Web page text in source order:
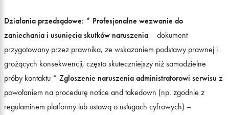
Działania przedsądowe: * Profesjonalne wezwanie do
zaniechania i usunięcia skutków naruszenia – dokument
przygotowany przez prawnika, ze wskazaniem podstawy prawnej i
grożących konsekwencji, często skuteczniejszy niż samodzielne
próby kontaktu * Zgłoszenie naruszenia administratorowi serwisu z
powołaniem na procedurę notice and takedown (np. zgodnie z
regulaminem platformy lub ustawą o usługach cyfrowych) –